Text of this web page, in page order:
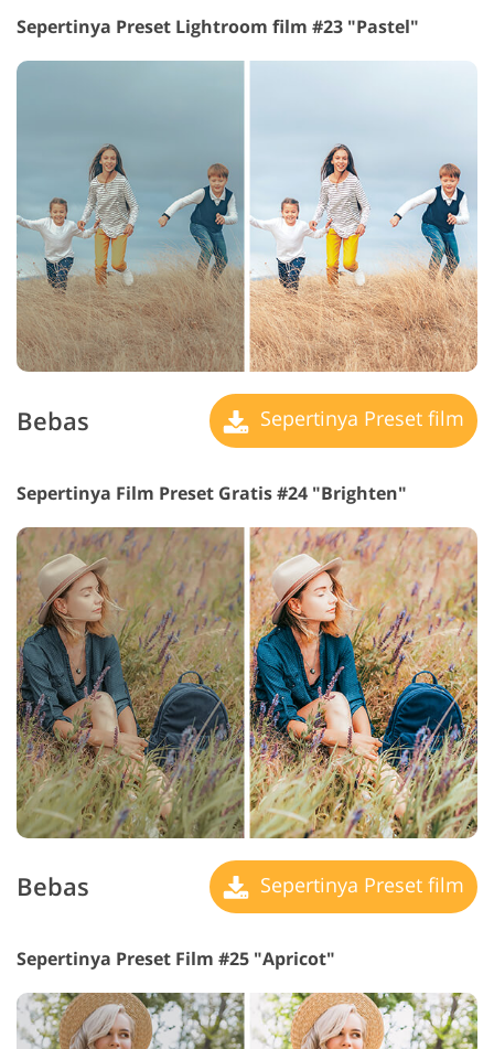
Sepertinya Preset Lightroom film #23 "Pastel"
Bebas Sepertinya Preset film
Sepertinya Film Preset Gratis #24 "Brighten"
Bebas Sepertinya Preset film
Sepertinya Preset Film #25 "Apricot"